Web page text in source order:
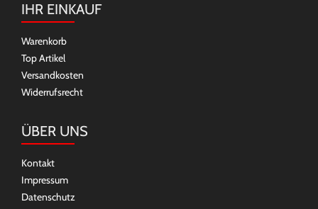
IHR EINKAUF
Warenkorb
Top Artikel
Versandkosten
Widerrufsrecht
ÜBER UNS
Kontakt
Impressum
Datenschutz